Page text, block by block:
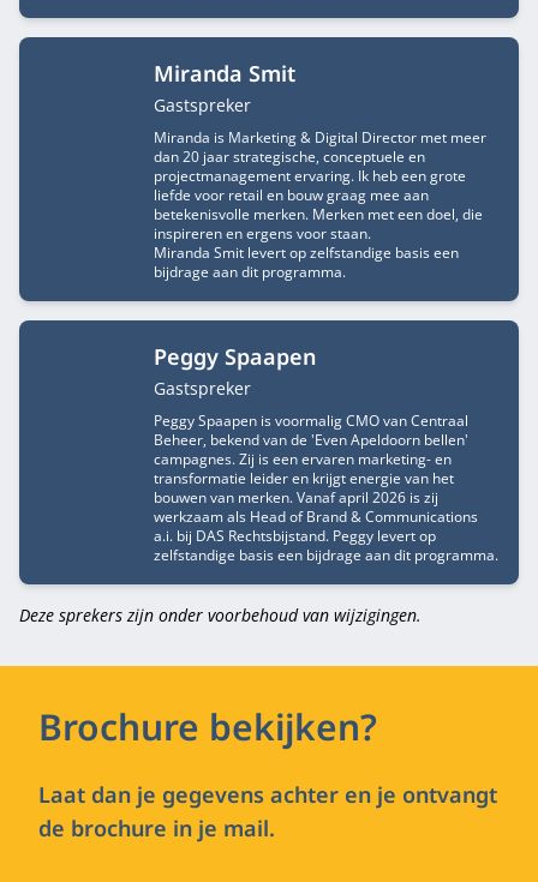
Miranda Smit
Functietitel
Gastspreker
Miranda is Marketing & Digital Director met meer
dan 20 jaar strategische, conceptuele en
projectmanagement ervaring. Ik heb een grote
liefde voor retail en bouw graag mee aan
betekenisvolle merken. Merken met een doel, die
inspireren en ergens voor staan.
Miranda Smit levert op zelfstandige basis een
bijdrage aan dit programma.
Peggy Spaapen
Functietitel
Gastspreker
Peggy Spaapen is voormalig CMO van Centraal
Beheer, bekend van de 'Even Apeldoorn bellen'
campagnes. Zij is een ervaren marketing- en
transformatie leider en krijgt energie van het
bouwen van merken. Vanaf april 2026 is zij
werkzaam als Head of Brand & Communications
a.i. bij DAS Rechtsbijstand. Peggy levert op
zelfstandige basis een bijdrage aan dit programma.
Deze sprekers zijn onder voorbehoud van wijzigingen.
Brochure bekijken?
Laat dan je gegevens achter en je ontvangt
de brochure in je mail.